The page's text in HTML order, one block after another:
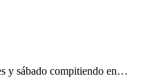
y sábado compitiendo en…